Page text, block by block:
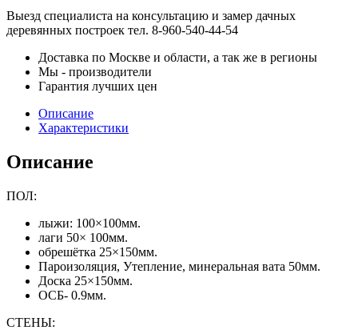
Выезд специалиста на консультацию и замер дачных
деревянных построек тел. 8-960-540-44-54
Доставка по Москве и области, а так же в регионы
Мы - производители
Гарантия лучших цен
Описание
Характеристики
Описание
ПОЛ:
лыжи: 100×100мм.
лаги 50× 100мм.
обрешётка 25×150мм.
Пароизоляция, Утепление, минеральная вата 50мм.
Доска 25×150мм.
ОСБ- 0.9мм.
СТЕНЫ: